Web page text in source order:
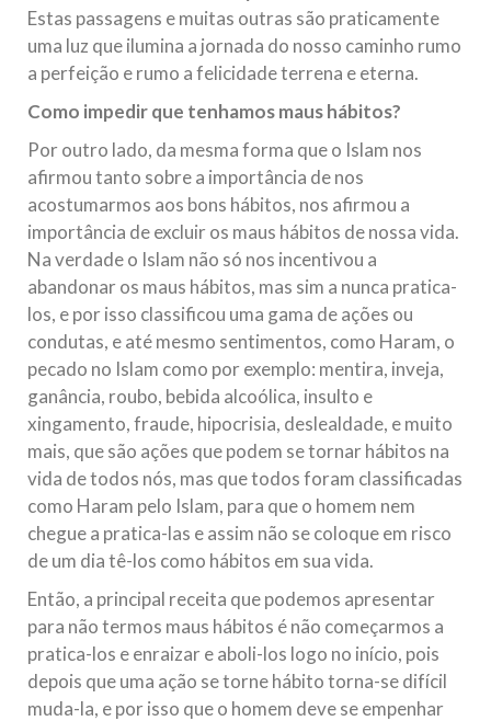
Estas passagens e muitas outras são praticamente
uma luz que ilumina a jornada do nosso caminho rumo
a perfeição e rumo a felicidade terrena e eterna.
Como impedir que tenhamos maus hábitos?
Por outro lado, da mesma forma que o Islam nos
afirmou tanto sobre a importância de nos
acostumarmos aos bons hábitos, nos afirmou a
importância de excluir os maus hábitos de nossa vida.
Na verdade o Islam não só nos incentivou a
abandonar os maus hábitos, mas sim a nunca pratica-
los, e por isso classificou uma gama de ações ou
condutas, e até mesmo sentimentos, como Haram, o
pecado no Islam como por exemplo: mentira, inveja,
ganância, roubo, bebida alcoólica, insulto e
xingamento, fraude, hipocrisia, deslealdade, e muito
mais, que são ações que podem se tornar hábitos na
vida de todos nós, mas que todos foram classificadas
como Haram pelo Islam, para que o homem nem
chegue a pratica-las e assim não se coloque em risco
de um dia tê-los como hábitos em sua vida.
Então, a principal receita que podemos apresentar
para não termos maus hábitos é não começarmos a
pratica-los e enraizar e aboli-los logo no início, pois
depois que uma ação se torne hábito torna-se difícil
muda-la, e por isso que o homem deve se empenhar